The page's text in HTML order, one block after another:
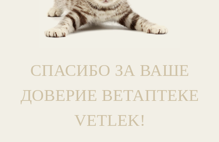
СПАСИБО ЗА ВАШЕ
ДОВЕРИЕ ВЕТАПТЕКЕ
VETLEK!